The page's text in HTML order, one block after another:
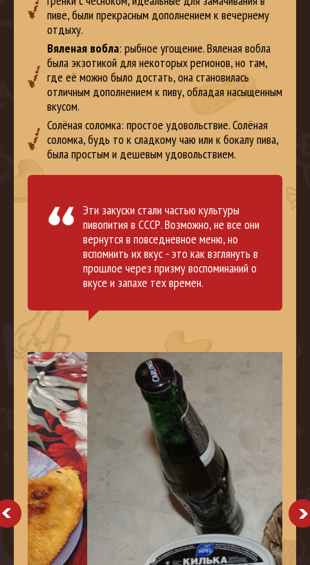
пиве, были прекрасным дополнением к вечернему
отдыху.
Вяленая вобла: рыбное угощение. Вяленая вобла
была экзотикой для некоторых регионов, но там,
где её можно было достать, она становилась
отличным дополнением к пиву, обладая насыщенным
вкусом.
Солёная соломка: простое удовольствие. Солёная
соломка, будь то к сладкому чаю или к бокалу пива,
была простым и дешевым удовольствием.
Эти закуски стали частью культуры
пивопития в СССР. Возможно, не все они
вернутся в повседневное меню, но
вспомнить их вкус - это как взглянуть в
прошлое через призму воспоминаний о
вкусе и запахе тех времен.